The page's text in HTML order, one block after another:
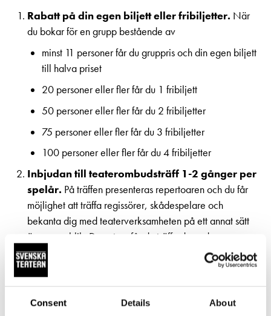
Consent Details About
Rabatt på din egen biljett eller fribiljetter. När
du bokar för en grupp bestående av
minst 11 personer får du gruppris och din egen biljett
till halva priset
20 personer eller fler får du 1 fribiljett
50 personer eller fler får du 2 fribiljetter
75 personer eller fler får du 3 fribiljetter
100 personer eller fler får du 4 fribiljetter
Inbjudan till teaterombudsträff 1-2 gånger per
spelår. På träffen presenteras repertoaren och du får
möjlighet att träffa regissörer, skådespelare och
bekanta dig med teaterverksamheten på ett annat sätt
än som publik. Dessutom får du träffa de andra
teaterombuden.
Möjlighet till förhandsbokning
föreställningarna efter premiär får du gå och se